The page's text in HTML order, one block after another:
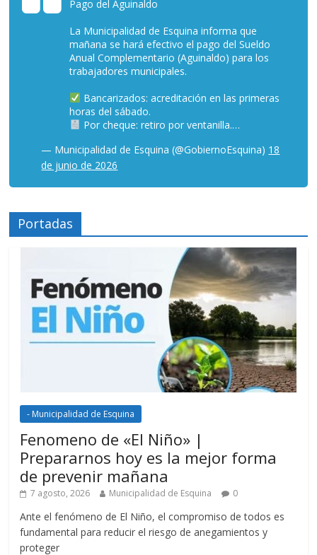
Pago del Aguinaldo
La Municipalidad de Esquina informa que
mañana se hará efectivo el pago del Sueldo
Anual Complementario (Aguinaldo) para los
trabajadores municipales.
Bancarizados: acreditación en las primeras
horas del sábado.
Por cheque: retiro por ventanilla.…
— Municipalidad de Esquina (@GobiernoEsquina) 18
de junio de 2026
Portadas
- Municipalidad de Esquina
Fenomeno de «El Niño» |
Prepararnos hoy es la mejor forma
de prevenir mañana
7 agosto, 2026 Municipalidad de Esquina 0
Ante el fenómeno de El Niño, el compromiso de todos es
fundamental para reducir el riesgo de anegamientos y
proteger